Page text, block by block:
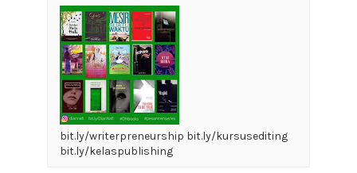
bit.ly/writerpreneurship bit.ly/kursusediting
bit.ly/kelaspublishing